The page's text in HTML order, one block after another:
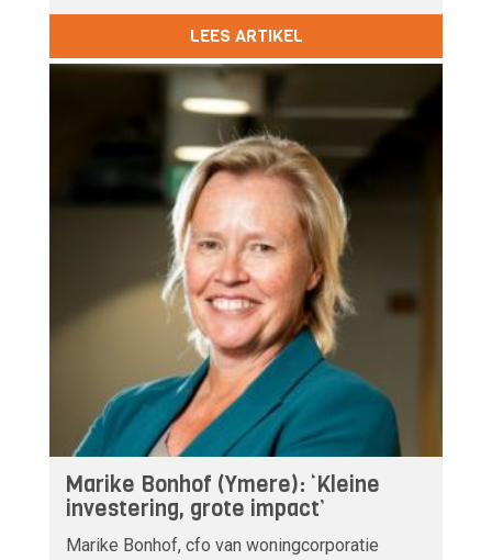
LEES ARTIKEL
Marike Bonhof (Ymere): ‘Kleine
investering, grote impact’
Marike Bonhof, cfo van woningcorporatie